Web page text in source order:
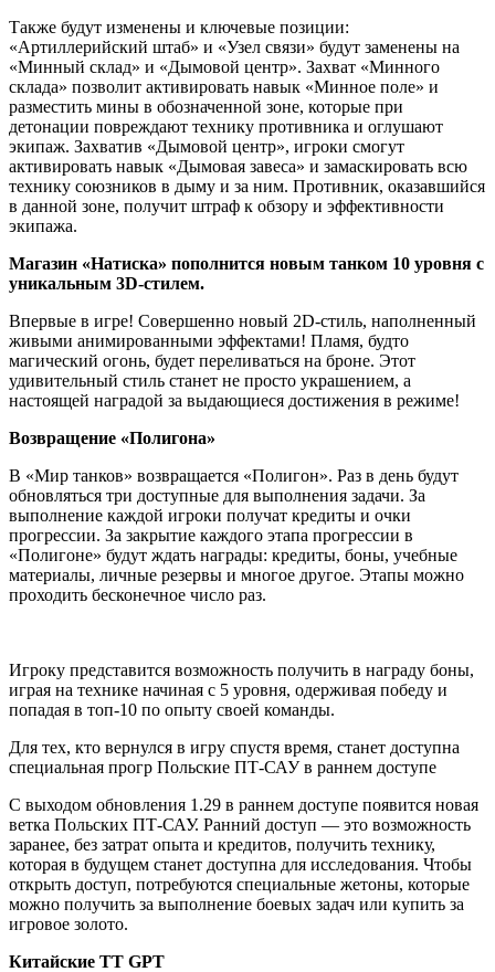
Также будут изменены и ключевые позиции:
«Артиллерийский штаб» и «Узел связи» будут заменены на
«Минный склад» и «Дымовой центр». Захват «Минного
склада» позволит активировать навык «Минное поле» и
разместить мины в обозначенной зоне, которые при
детонации повреждают технику противника и оглушают
экипаж. Захватив «Дымовой центр», игроки смогут
активировать навык «Дымовая завеса» и замаскировать всю
технику союзников в дыму и за ним. Противник, оказавшийся
в данной зоне, получит штраф к обзору и эффективности
экипажа.
Магазин «Натиска» пополнится новым танком 10 уровня с
уникальным 3D-стилем.
Впервые в игре! Совершенно новый 2D-стиль, наполненный
живыми анимированными эффектами! Пламя, будто
магический огонь, будет переливаться на броне. Этот
удивительный стиль станет не просто украшением, а
настоящей наградой за выдающиеся достижения в режиме!
Возвращение «Полигона»
В «Мир танков» возвращается «Полигон». Раз в день будут
обновляться три доступные для выполнения задачи. За
выполнение каждой игроки получат кредиты и очки
прогрессии. За закрытие каждого этапа прогрессии в
«Полигоне» будут ждать награды: кредиты, боны, учебные
материалы, личные резервы и многое другое. Этапы можно
проходить бесконечное число раз.
Игроку представится возможность получить в награду боны,
играя на технике начиная с 5 уровня, одерживая победу и
попадая в топ-10 по опыту своей команды.
Для тех, кто вернулся в игру спустя время, станет доступна
специальная прогр Польские ПТ-САУ в раннем доступе
С выходом обновления 1.29 в раннем доступе появится новая
ветка Польских ПТ-САУ. Ранний доступ — это возможность
заранее, без затрат опыта и кредитов, получить технику,
которая в будущем станет доступна для исследования. Чтобы
открыть доступ, потребуются специальные жетоны, которые
можно получить за выполнение боевых задач или купить за
игровое золото.
Китайские ТТ GPT